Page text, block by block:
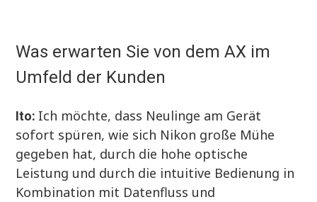
Was erwarten Sie von dem AX im
Umfeld der Kunden
Ito: Ich möchte, dass Neulinge am Gerät
sofort spüren, wie sich Nikon große Mühe
gegeben hat, durch die hohe optische
Leistung und durch die intuitive Bedienung in
Kombination mit Datenfluss und